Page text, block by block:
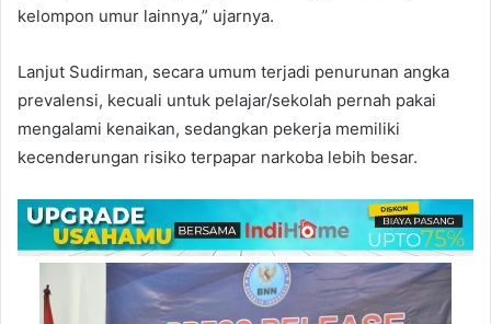
kelompon umur lainnya,” ujarnya.
Lanjut Sudirman, secara umum terjadi penurunan angka
prevalensi, kecuali untuk pelajar/sekolah pernah pakai
mengalami kenaikan, sedangkan pekerja memiliki
kecenderungan risiko terpapar narkoba lebih besar.